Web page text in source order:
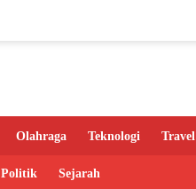
Olahraga Teknologi Travel
Politik Sejarah